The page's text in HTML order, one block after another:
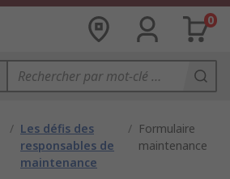
0
/ Les défis des
responsables de
maintenance
/ Formulaire
maintenance